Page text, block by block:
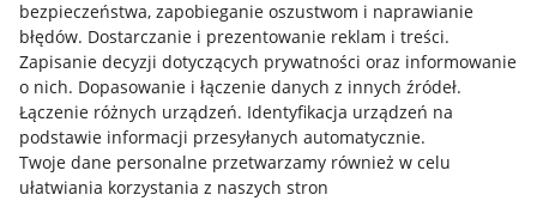
bezpieczeństwa, zapobieganie oszustwom i naprawianie
błędów. Dostarczanie i prezentowanie reklam i treści.
Zapisanie decyzji dotyczących prywatności oraz informowanie
o nich. Dopasowanie i łączenie danych z innych źródeł.
Łączenie różnych urządzeń. Identyfikacja urządzeń na
podstawie informacji przesyłanych automatycznie.
Twoje dane personalne przetwarzamy również w celu
ułatwiania korzystania z naszych stron
Regulamin
Polityka plików "cookies"
Ustawienia plików "cookies"
Udostępnianie lokalizacji